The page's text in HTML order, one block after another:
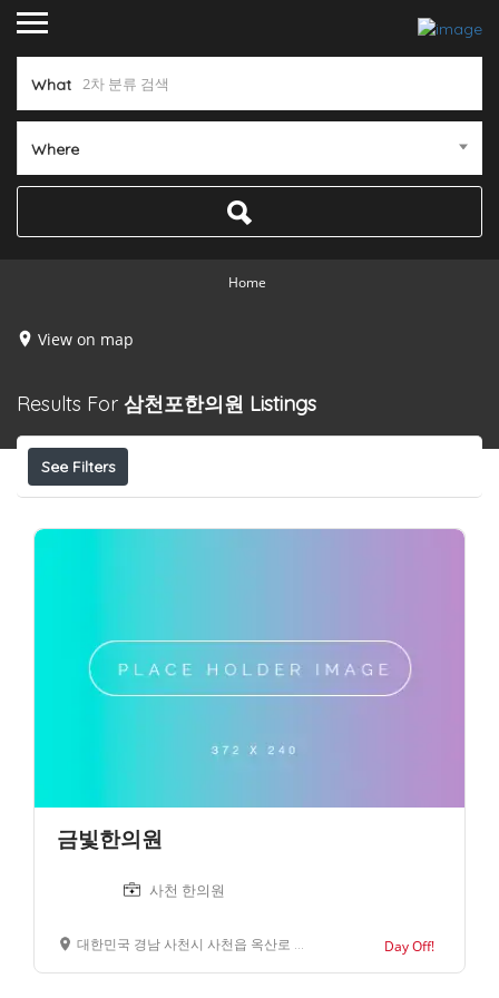
What
Where
Home
View on map
Results For 삼천포한의원 Listings
See Filters
금빛한의원
사천 한의원
대한민국 경남 사천시 사천읍 옥산로 30 Day Off!